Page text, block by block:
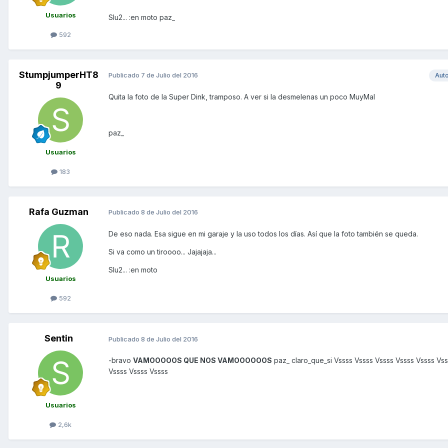
Usuarios
592
Slu2... :en moto paz_
StumpjumperHT8
9
Usuarios
183
Publicado 7 de Julio del 2016
Quita la foto de la Super Dink, tramposo. A ver si la desmelenas un poco MuyMal
paz_
Rafa Guzman
Usuarios
592
Publicado 8 de Julio del 2016
De eso nada. Esa sigue en mi garaje y la uso todos los días. Así que la foto también se queda.
Si va como un tiroooo... Jajajaja...
Slu2... :en moto
Sentin
Usuarios
2,6k
Publicado 8 de Julio del 2016
-bravo VAMOOOOOS QUE NOS VAMOOOOOOS paz_ claro_que_si Vssss Vssss Vssss Vssss Vssss
Vssss Vssss Vssss